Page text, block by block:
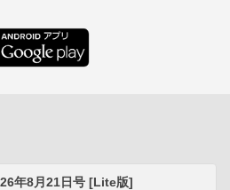
年8月21日号 [Lite版]